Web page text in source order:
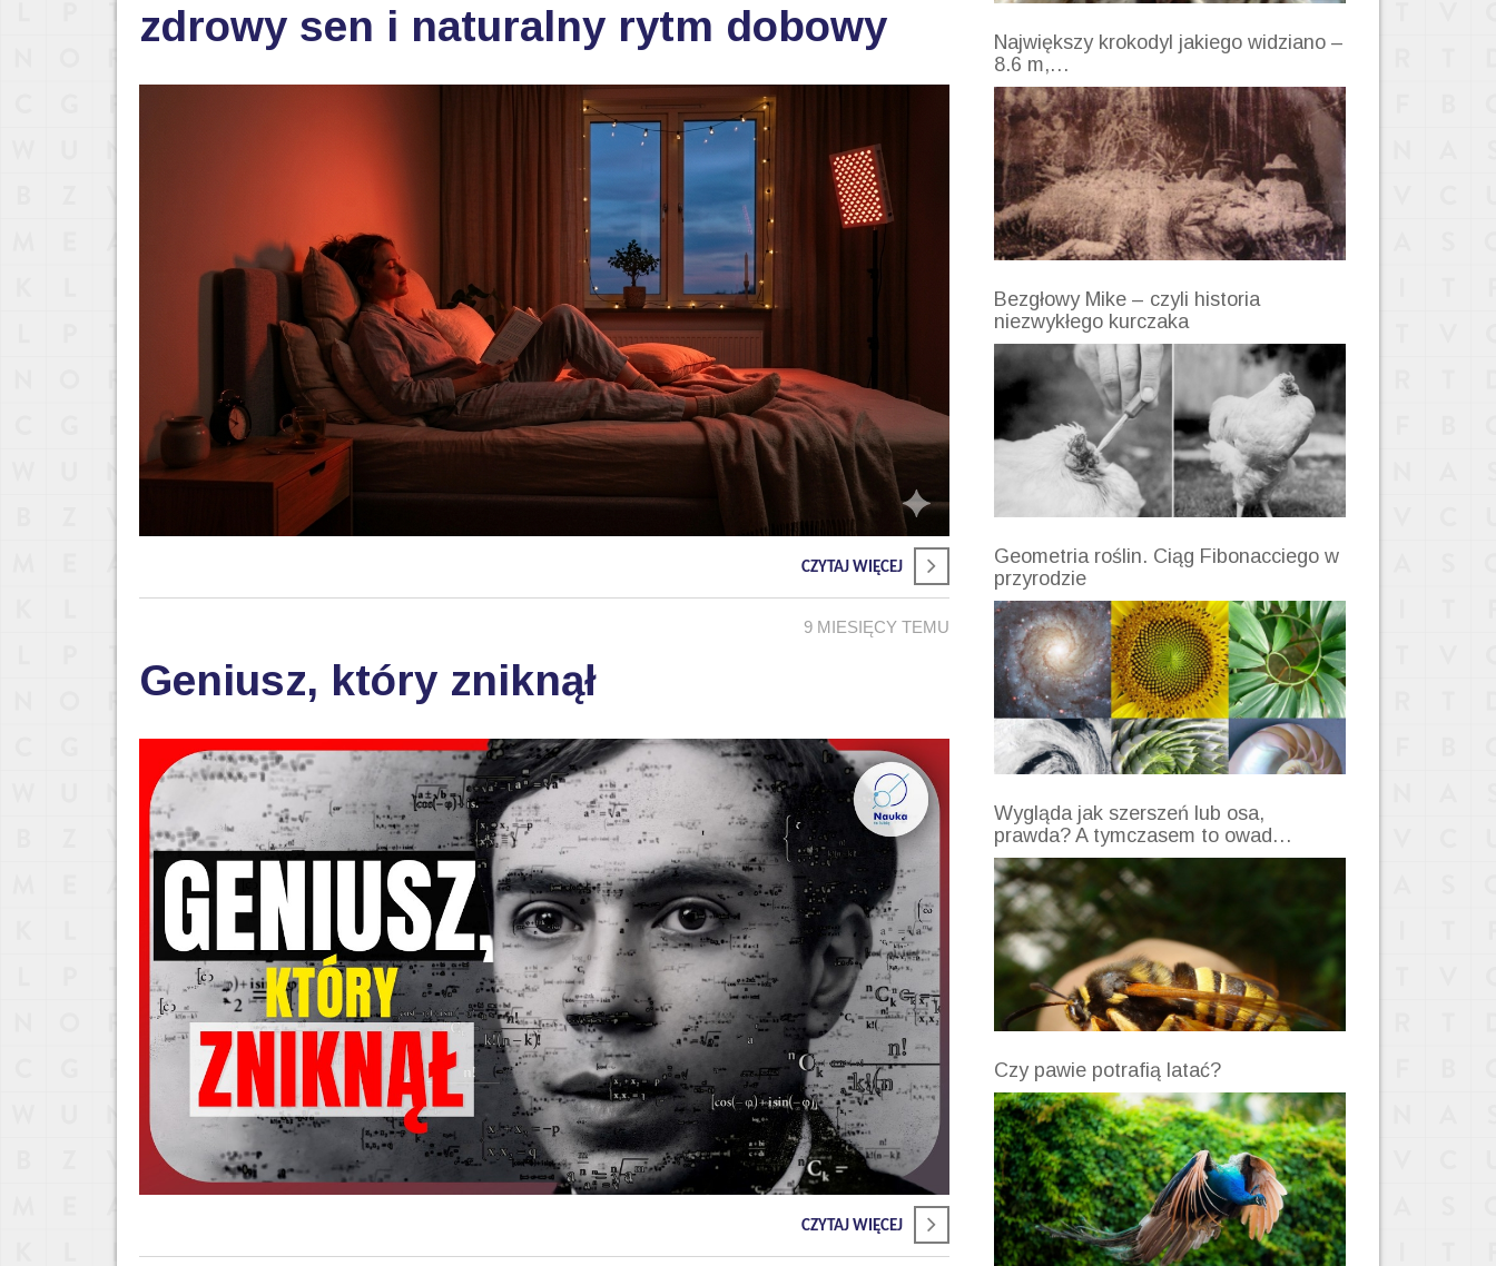
zdrowy sen i naturalny rytm dobowy
CZYTAJ WIĘCEJ
9 MIESIĘCY TEMU
Geniusz, który zniknął
CZYTAJ WIĘCEJ
Największy krokodyl jakiego widziano –
8.6 m,…
Bezgłowy Mike – czyli historia
niezwykłego kurczaka
Geometria roślin. Ciąg Fibonacciego w
przyrodzie
Wygląda jak szerszeń lub osa,
prawda? A tymczasem to owad…
Czy pawie potrafią latać?